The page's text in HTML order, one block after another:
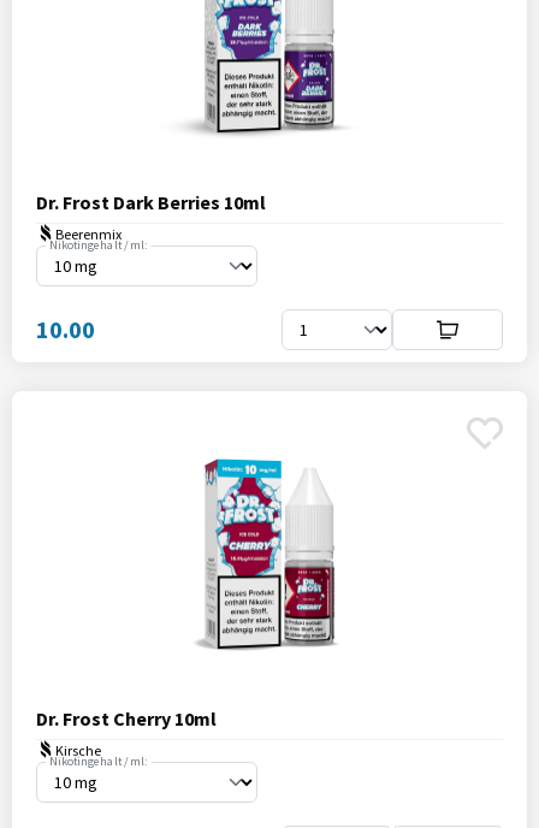
Dr. Frost Dark Berries 10ml
Beerenmix
Nikotingehalt / ml:
10.00
Dr. Frost Cherry 10ml
Kirsche
Nikotingehalt / ml: